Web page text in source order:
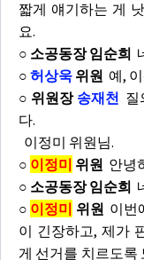
짧게 얘기하는 게
요.
○ 소공동장 임순희
○ 허상욱 위원 예,
○ 위원장 송재천 질
다.
이정미 위원님.
○ 이정미 위원 안녕
○ 소공동장 임순희
○ 이정미 위원 이번
이 긴장하고, 제가
게 선거를 치르도록